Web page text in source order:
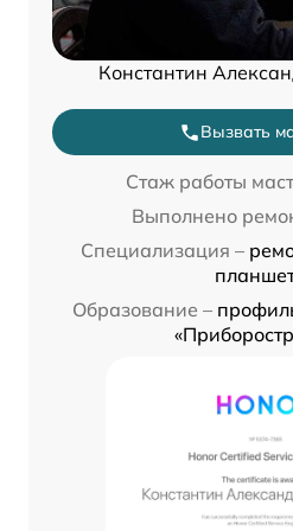
Константин
Вызвать
Стаж работы
Выполнено
Специализация –
Образование –